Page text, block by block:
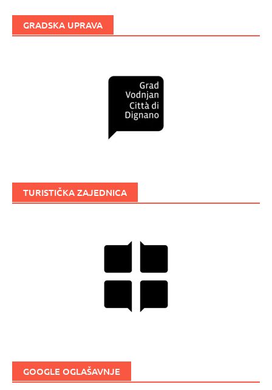
GRADSKA UPRAVA
TURISTIČKA ZAJEDNICA
GOOGLE OGLAŠAVNJE